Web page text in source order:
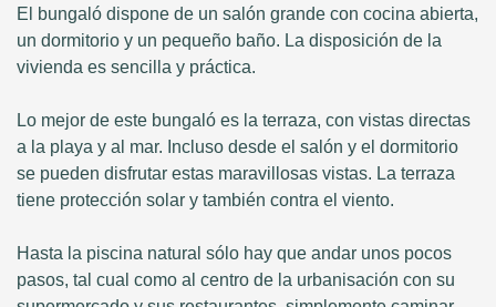
El bungaló dispone de un salón grande con cocina abierta,
un dormitorio y un pequeño baño. La disposición de la
vivienda es sencilla y práctica.
Lo mejor de este bungaló es la terraza, con vistas directas
a la playa y al mar. Incluso desde el salón y el dormitorio
se pueden disfrutar estas maravillosas vistas. La terraza
tiene protección solar y también contra el viento.
Hasta la piscina natural sólo hay que andar unos pocos
pasos, tal cual como al centro de la urbanisación con su